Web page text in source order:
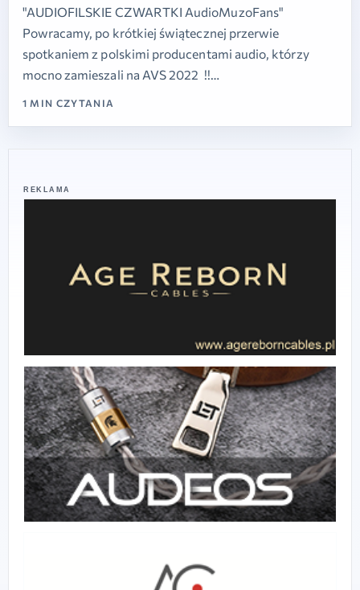
"AUDIOFILSKIE CZWARTKI AudioMuzoFans"
Powracamy, po krótkiej świątecznej przerwie
spotkaniem z polskimi producentami audio, którzy
mocno zamieszali na AVS 2022 !!…
1 MIN CZYTANIA
REKLAMA